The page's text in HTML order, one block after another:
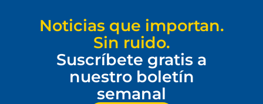
Noticias que importan.
Sin ruido.
Suscríbete gratis a
nuestro boletín
semanal